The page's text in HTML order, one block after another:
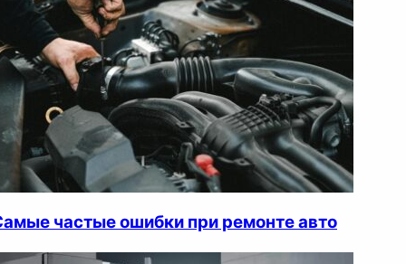
частые ошибки при ремонте авто